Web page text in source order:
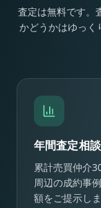
査定は無料です。
かどうかはゆっく
年間査定相
累計売買仲介
周辺の成約事
額をご提示しま